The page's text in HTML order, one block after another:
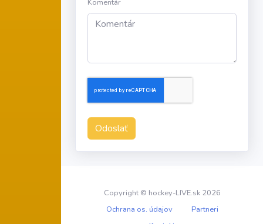
Komentár
Odoslať
Copyright © hockey-LIVE.sk 2026
Ochrana os. údajov
Partneri